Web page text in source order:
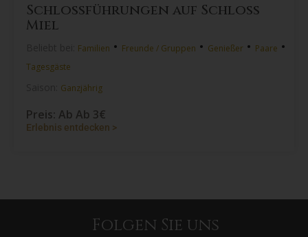
Schlossführungen auf Schloss
Miel
Familien • Freunde / Gruppen • Genießer • Paare •
Tagesgäste
Ganzjährig
Preis: Ab Ab 3€
Erlebnis entdecken >
Folgen Sie uns